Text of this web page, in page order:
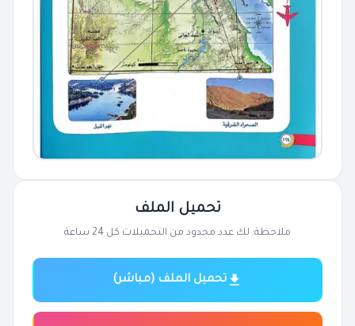
تحميل الملف
ملاحظة: لك عدد محدود من التحميلات كل 24 ساعة
تحميل الملف (مباشر)